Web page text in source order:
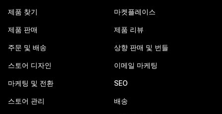
제품 찾기
제품 판매
주문 및 배송
스토어 디자인
마케팅 및 전환
스토어 관리
마켓플레이스
제품 리뷰
상향 판매 및 번들
이메일 마케팅
SEO
배송